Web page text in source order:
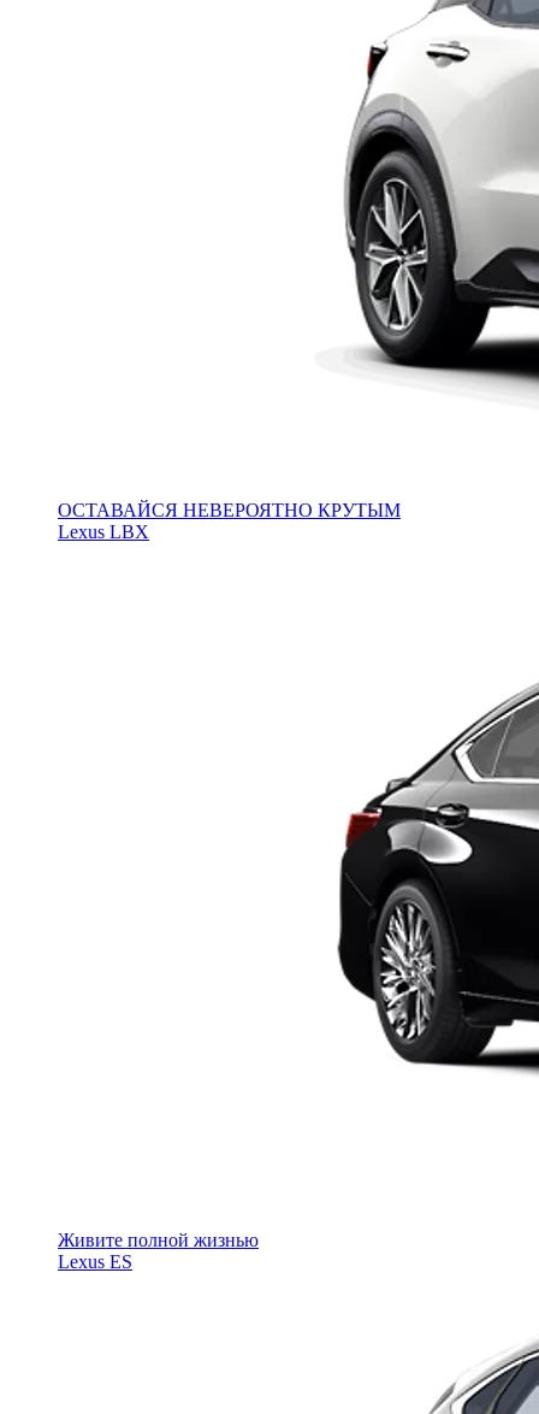
ОСТАВАЙСЯ НЕВЕРОЯТНО КРУТЫМ
Lexus LBX
Живите полной жизнью
Lexus ES